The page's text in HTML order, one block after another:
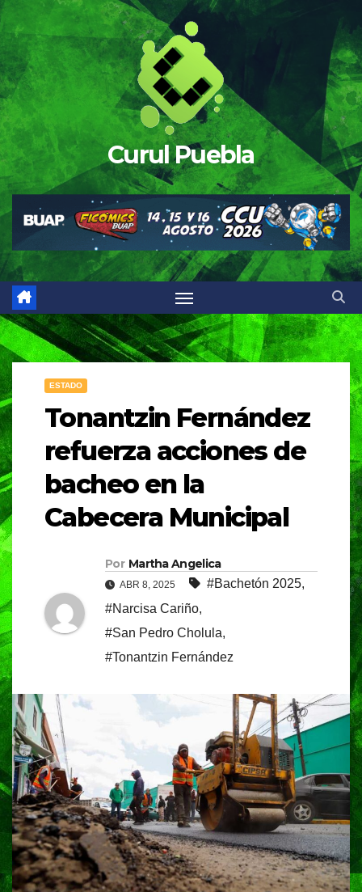
Saltar
al
contenido
Curul Puebla
ESTADO
Tonantzin Fernández
refuerza acciones de
bacheo en la
Cabecera Municipal
Por Martha Angelica
ABR 8, 2025 #Bachetón 2025,
#Narcisa Cariño,
#San Pedro Cholula,
#Tonantzin Fernández